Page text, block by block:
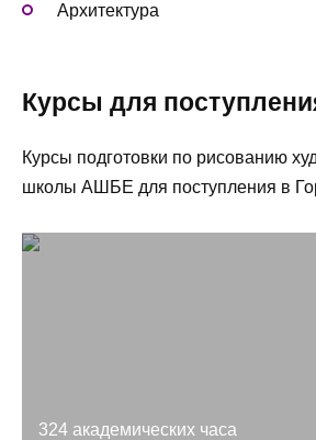
Архитектура
Курсы для
Курсы подготовки по рисованию
школы АШБЕ для поступления в
324 академических часа